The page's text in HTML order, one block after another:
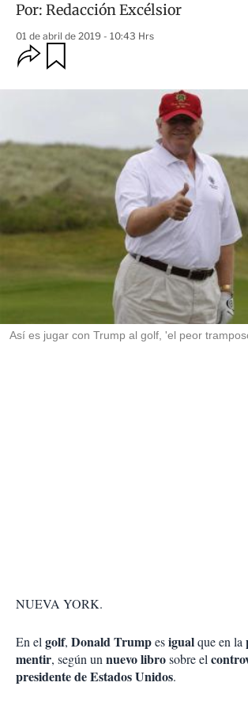
Por: Redacción Excélsior
01 de abril de 2019 - 10:43 Hrs
O
p
i
e
c
m
r
Así es jugar con Trump al golf, 'el peor
NUEVA YORK.
En elgolf, Donald Trumpesigualque en la
mentir, según unnuevo librosobre el
presidente de Estados Unidos.